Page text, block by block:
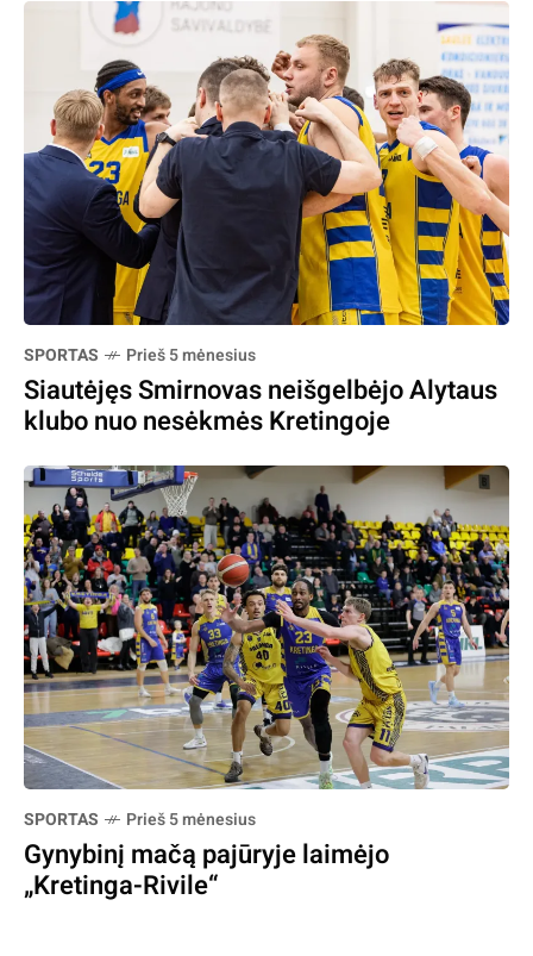
SPORTAS Prieš 5 mėnesius
Siautėjęs Smirnovas neišgelbėjo Alytaus
klubo nuo nesėkmės Kretingoje
SPORTAS Prieš 5 mėnesius
Gynybinį mačą pajūryje laimėjo
„Kretinga-Rivile“